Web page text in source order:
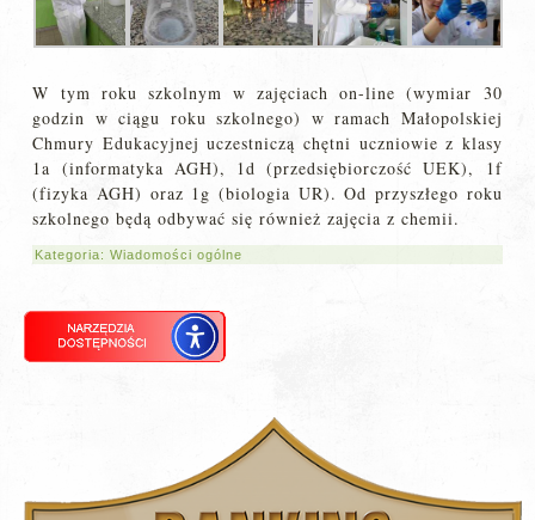
W tym roku szkolnym w zajęciach on-line (wymiar 30
godzin w ciągu roku szkolnego) w ramach Małopolskiej
Chmury Edukacyjnej uczestniczą chętni uczniowie z klasy
1a (informatyka AGH), 1d (przedsiębiorczość UEK), 1f
(fizyka AGH) oraz 1g (biologia UR). Od przyszłego roku
szkolnego będą odbywać się również zajęcia z chemii.
Kategoria:Wiadomości ogólne